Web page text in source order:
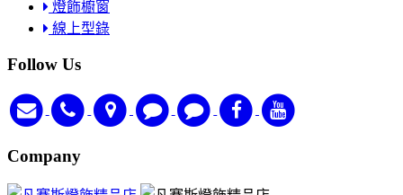
燈飾櫥窗
線上型錄
Follow Us
Company